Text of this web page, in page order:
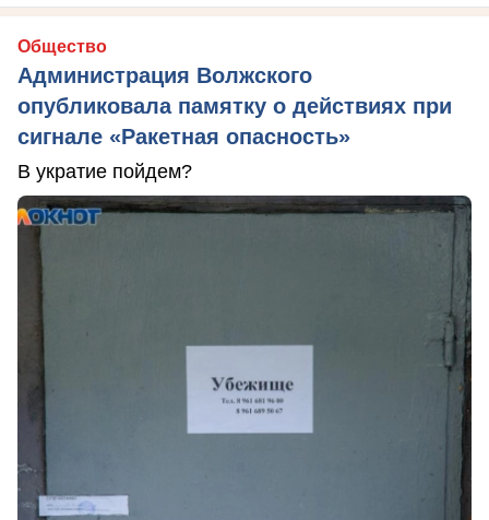
Общество
Администрация Волжского
опубликовала памятку о действиях при
сигнале «Ракетная опасность»
В укратие пойдем?